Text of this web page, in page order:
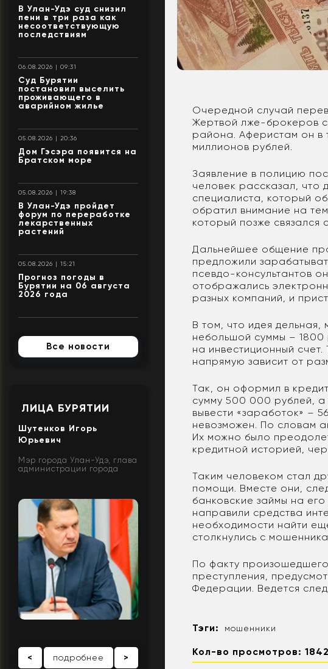
В Улан-Удэ суд снизил
пени в три раза как
несоответствующую
последствиям
06.08.2026 | 09:31
Суд Бурятии
постановил выселить
проживающего в
аварийном жилье
05.08.2026 | 20:36
Дом Гэсэра появится на
Братском море
05.08.2026 | 19:38
В Улан-Удэ пройдет
форум по переработке
лекарственных
растений
05.08.2026 | 15:21
Прогноз погоды в
Бурятии на 06 августа
2026 года
Все новости
ЛИЦА БУРЯТИИ
Шутенков Игорь
Юрьевич
Мэр города Улан-Удэ, глава
администрации города
< подробнее >
Очередной случай
Жертвой лже-брокеров
района. Аферистам он в
миллионов рублей.
Заявление в полицию
человек рассказал, что
специалиста, который
обратил внимание на
который позже связался
Дальнейшее общение
предложили
псевдо-консультантов
отображались
разных компаний, и
В том, что идея
небольшой суммы – 1800
на инвестиционный
напрямую зависит от
Так, он оформил в
сумму 500 000 рублей,
вывести «заработок» –
невозможен. По словам
Их можно было
кредитной историей,
Таким человеком стал
помощи. Вместе они,
банковские займы на
направили средства
необходимости найти
столкнулись с
По факту
преступления,
Федерации. Ведется
Тэги: мошенники
Кол-во просмотров: 1842